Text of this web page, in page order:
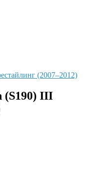
(S190) III